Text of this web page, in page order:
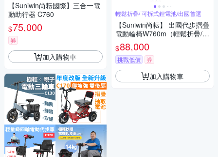
【Suniwin尚耘國際】三合一電
動助行器 C760
$75,000
券
加入購物車
輕鬆折疊/ 可拆式鋰電池/出國首選
【Suniwin尚耘】 出國代步摺疊
電動輪椅W760m（輕鬆折疊/
可拆式鋰電池/ 出國首選）
$88,000
挑戰低價 券
加入購物車